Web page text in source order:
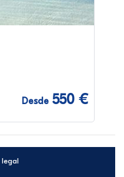
Desde 550 €
legal